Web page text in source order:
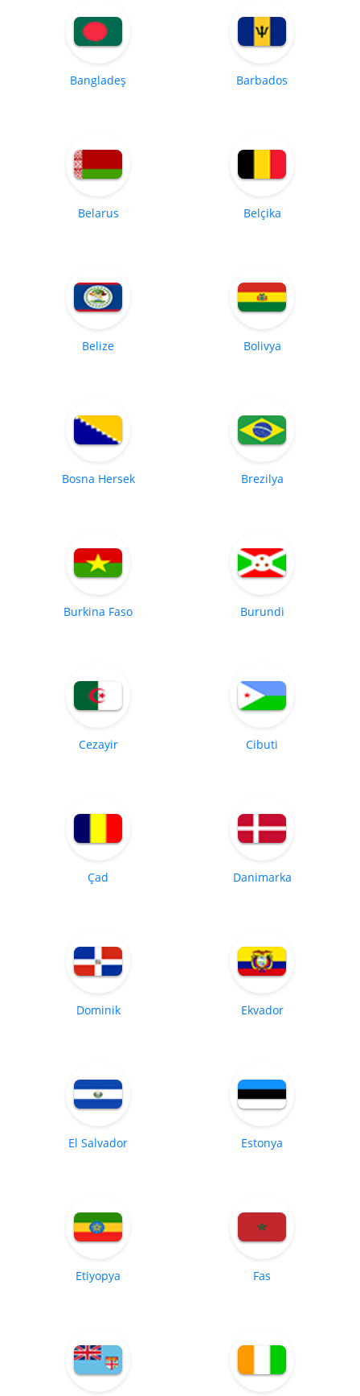
Bangladeş Barbados
Belarus Belçika
Belize Bolivya
Bosna Hersek Brezilya
Burkina Faso Burundi
Cezayir Cibuti
Çad Danimarka
Dominik Ekvador
El Salvador Estonya
Etiyopya Fas